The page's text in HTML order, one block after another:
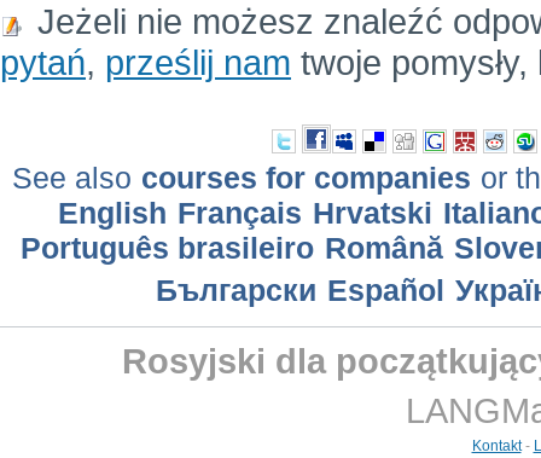
Jeżeli nie możesz znaleźć
pytań, prześlij nam twoje
See also courses for companies or
English Français Hrvatski
Português brasileiro Română
Български Еspañol
Rosyjski dla
Kontakt-